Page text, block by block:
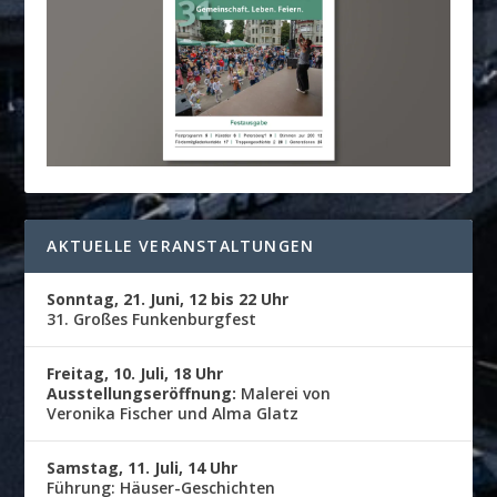
AKTUELLE VERANSTALTUNGEN
Sonntag, 21. Juni, 12 bis 22 Uhr
31. Großes Funkenburgfest
Freitag, 10. Juli, 18 Uhr
Ausstellungseröffnung: Malerei von
Veronika Fischer und Alma Glatz
Samstag, 11. Juli, 14 Uhr
Führung: Häuser-Geschichten